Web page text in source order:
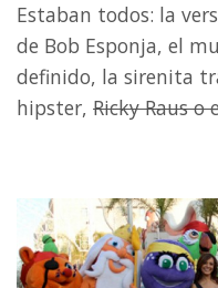
Estaban todos: la
de Bob Esponja, el
definido, la sirenita
hipster, Ricky Raus o